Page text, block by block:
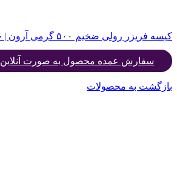
کیسه فریزر رولی ضخیم ۵۰۰ گرمی آرون | خرید عمده مستقیم
سفارش عمده محصول به صورت آنلاین
بازگشت به محصولات